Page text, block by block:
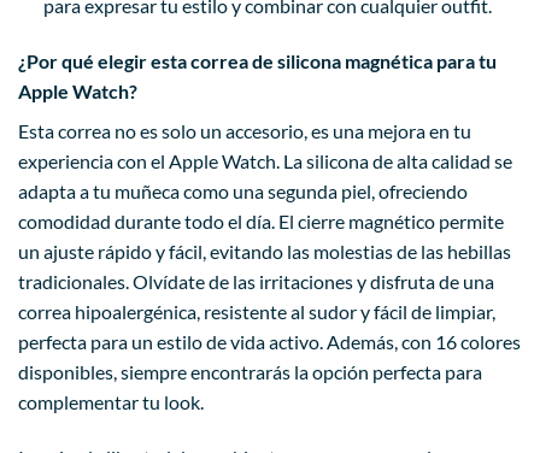
para expresar tu estilo y combinar con cualquier outfit.
¿Por qué elegir esta correa de silicona magnética para tu
Apple Watch?
Esta correa no es solo un accesorio, es una mejora en tu
experiencia con el Apple Watch. La silicona de alta calidad se
adapta a tu muñeca como una segunda piel, ofreciendo
comodidad durante todo el día. El cierre magnético permite
un ajuste rápido y fácil, evitando las molestias de las hebillas
tradicionales. Olvídate de las irritaciones y disfruta de una
correa hipoalergénica, resistente al sudor y fácil de limpiar,
perfecta para un estilo de vida activo. Además, con 16 colores
disponibles, siempre encontrarás la opción perfecta para
complementar tu look.